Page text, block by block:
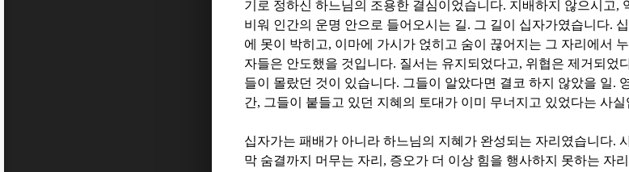
기로 정하신 하느님의 조용한 결심이었습니다. 지배하지 않으시고,
비워 인간의 운명 안으로 들어오시는 길. 그 길이 십자가였습니다.
에 못이 박히고, 이마에 가시가 얹히고 숨이 끊어지는 그 자리에서
자들은 안도했을 것입니다. 질서는 유지되었다고, 위협은 제거되었
들이 몰랐던 것이 있습니다. 그들이 알았다면 결코 하지 않았을 일.
간, 그들이 붙들고 있던 지혜의 토대가 이미 무너지고 있었다는 사
십자가는 패배가 아니라 하느님의 지혜가 완성되는 자리였습니다.
막 숨결까지 머무는 자리 , 증오가 더 이상 힘을 행사하지 못하는 자리